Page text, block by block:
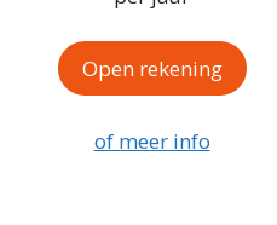
Open rekening
of meer info